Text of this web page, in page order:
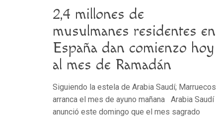
2,4 millones de
musulmanes residentes en
España dan comienzo hoy
al mes de Ramadán
Siguiendo la estela de Arabia Saudí; Marruecos
arranca el mes de ayuno mañana Arabia Saudí
anunció este domingo que el mes sagrado